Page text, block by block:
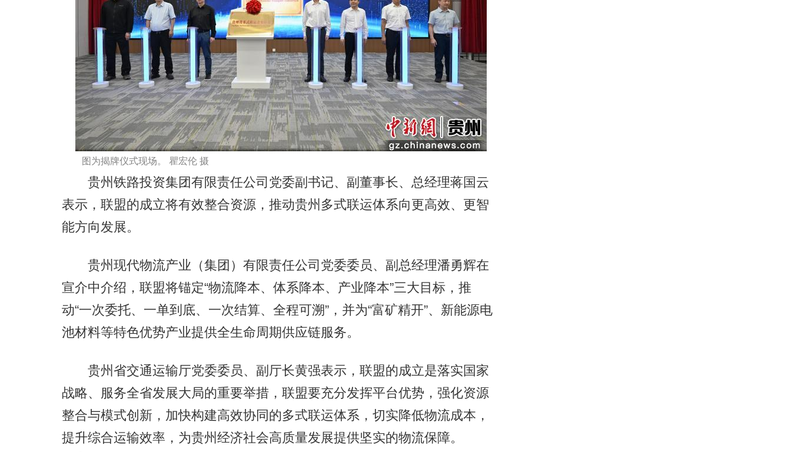
图为揭牌仪式现场。 瞿宏伦 摄
贵州铁路投资集团有限责任公司党委副书记、副董事长、总经理蒋国云
表示，联盟的成立将有效整合资源，推动贵州多式联运体系向更高效、更智
能方向发展。
贵州现代物流产业（集团）有限责任公司党委委员、副总经理潘勇辉在
宣介中介绍，联盟将锚定“物流降本、体系降本、产业降本”三大目标，推
动“一次委托、一单到底、一次结算、全程可溯”，并为“富矿精开”、新能源电
池材料等特色优势产业提供全生命周期供应链服务。
贵州省交通运输厅党委委员、副厅长黄强表示，联盟的成立是落实国家
战略、服务全省发展大局的重要举措，联盟要充分发挥平台优势，强化资源
整合与模式创新，加快构建高效协同的多式联运体系，切实降低物流成本，
提升综合运输效率，为贵州经济社会高质量发展提供坚实的物流保障。